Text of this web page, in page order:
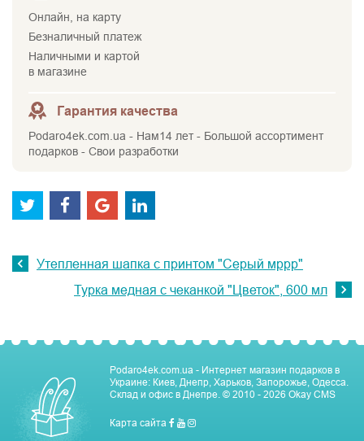
Онлайн, на карту
Безналичный платеж
Наличными и картой
в магазине
Гарантия качества
Podaro4ek.com.ua - Нам14 лет - Большой ассортимент
подарков - Свои разработки
Утепленная шапка с принтом "Серый мррр"
Турка медная с чеканкой "Цветок", 600 мл
Podaro4ek.com.ua - Интернет магазин подарков в
Украине: Киев, Днепр, Харьков, Запорожье, Одесса.
Склад и офис в Днепре. © 2010 - 2026 Okay CMS
Карта сайта